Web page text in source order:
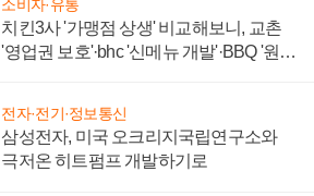
소비자·유통
치킨3사 '가맹점 상생' 비교해보니, 교촌
'영업권 보호'·bhc '신메뉴 개발'·BBQ '원가
전자·전기·정보통신
삼성전자, 미국 오크리지국립연구소와
극저온 히트펌프 개발하기로